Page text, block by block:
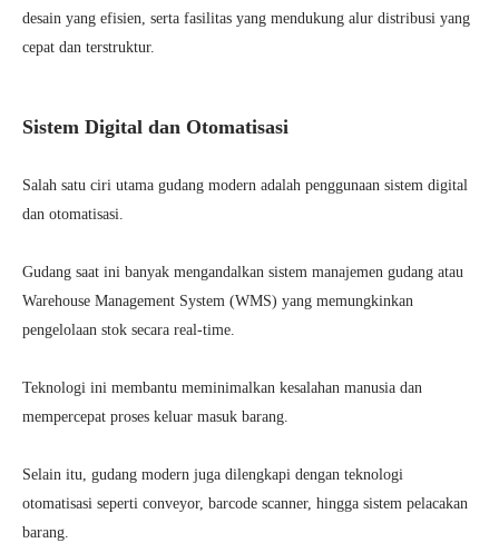
desain yang efisien, serta fasilitas yang mendukung alur distribusi yang
cepat dan terstruktur.
Sistem Digital dan Otomatisasi
Salah satu ciri utama gudang modern adalah penggunaan sistem digital
dan otomatisasi.
Gudang saat ini banyak mengandalkan sistem manajemen gudang atau
Warehouse Management System (WMS) yang memungkinkan
pengelolaan stok secara real-time.
Teknologi ini membantu meminimalkan kesalahan manusia dan
mempercepat proses keluar masuk barang.
Selain itu, gudang modern juga dilengkapi dengan teknologi
otomatisasi seperti conveyor, barcode scanner, hingga sistem pelacakan
barang.